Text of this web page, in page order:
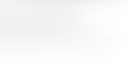
Dienst
storingen en uitval tot het